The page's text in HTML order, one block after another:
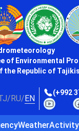
of Environmental
the Republic of
/RU/EN
(+992
WeatherActivity